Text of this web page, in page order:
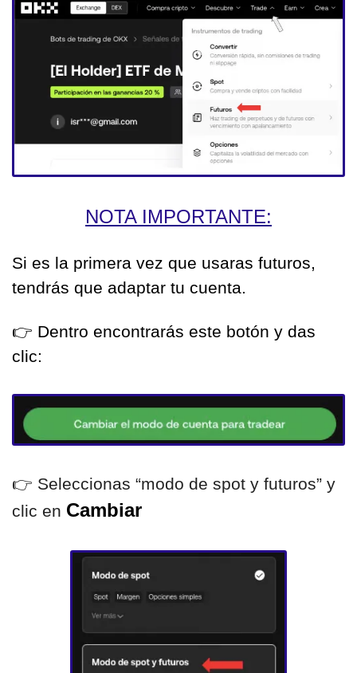
NOTA IMPORTANTE:
Si es la primera vez que usaras futuros,
tendrás que adaptar tu cuenta.
👉️ Dentro encontrarás este botón y das
clic:
👉️ Seleccionas “modo de spot y futuros” y
clic en Cambiar